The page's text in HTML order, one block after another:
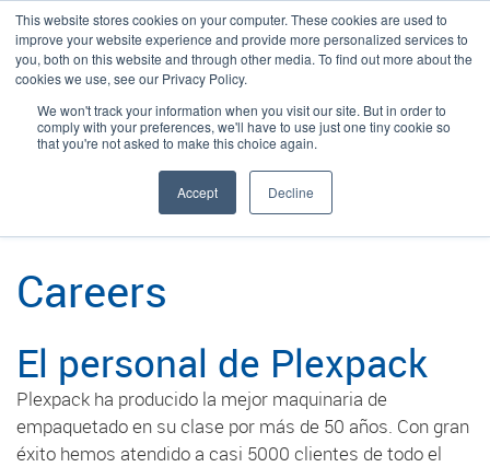
This website stores cookies on your computer. These cookies are used to
improve your website experience and provide more personalized services to
you, both on this website and through other media. To find out more about the
cookies we use, see our Privacy Policy.
We won't track your information when you visit our site. But in order to
comply with your preferences, we'll have to use just one tiny cookie so
that you're not asked to make this choice again.
Accept Decline
Buscar
Language: Spanish
Plexpack /Descubra/ Aprenda/Carreras
Careers
El personal de Plexpack
Plexpack ha producido la mejor maquinaria de
empaquetado en su clase por más de 50 años. Con gran
éxito hemos atendido a casi 5000 clientes de todo el